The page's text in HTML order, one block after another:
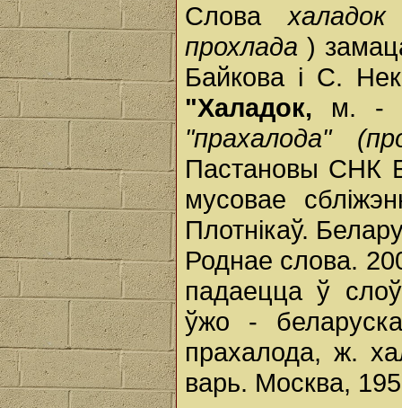
Слова
прохлада)
Байкова і С.
"Халадок, м. -
"прахалода"
Пастановы СНК
мусовае
Плотнікаў.
Роднае слова.
падаецца ў
ўжо -
прахалода, ж.
варь. Москва,